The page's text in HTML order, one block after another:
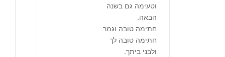
וטעימה גם בשנה
הבאה.
חתימה טובה וגמר
חתימה טובה לך
ולבני ביתך.